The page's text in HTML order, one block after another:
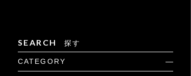
SEARCH 探す
CATEGORY